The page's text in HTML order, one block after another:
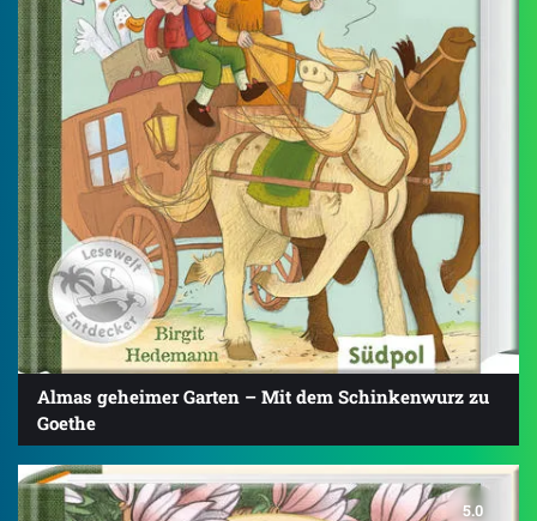
Almas geheimer Garten – Mit dem Schinkenwurz zu
Goethe
5.0